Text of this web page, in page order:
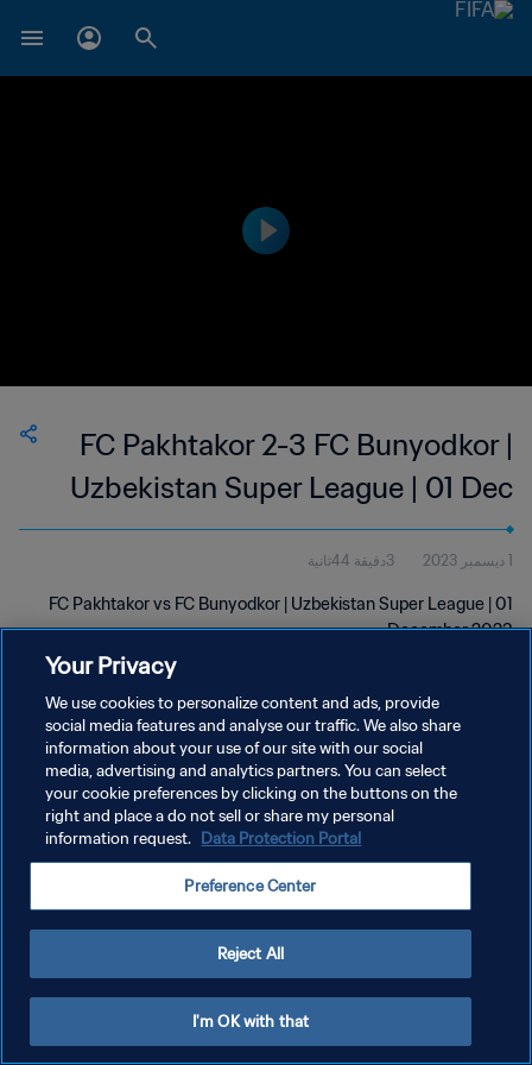
FC Pakhtakor 2-3 FC Bunyodkor |
Uzbekistan Super League | 01 Dec
2023
1 ديسمبر 2023 3دقيقة 44ثانية
FC Pakhtakor vs FC Bunyodkor | Uzbekistan Super League | 01
December 2023
سياسة الخصوصية
إدارة تفضيلات ملفات تعريف الارتباط
Your Privacy
We use cookies to personalize content and ads, provide
social media features and analyse our traffic. We also share
information about your use of our site with our social
media, advertising and analytics partners. You can select
your cookie preferences by clicking on the buttons on the
right and place a do not sell or share my personal
information request. Data Protection Portal
Preference Center
Reject All
I'm OK with that